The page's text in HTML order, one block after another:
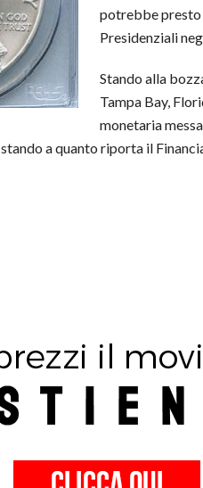
potrebbe presto
Presidenziali
Stando alla
Tampa Bay,
monetaria
a quanto riporta il